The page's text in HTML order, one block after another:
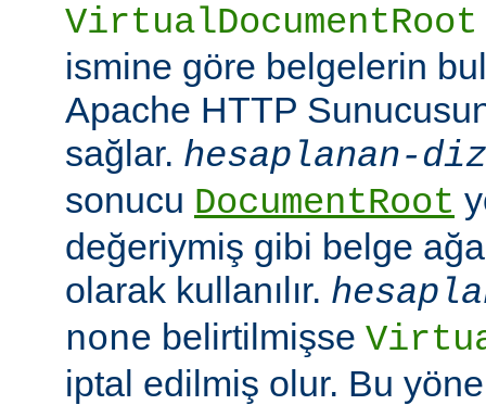
VirtualDocumentRoot
ismine göre belgelerin
Apache HTTP
sağlar. hesaplanan-
sonucu DocumentRoot
değeriymiş gibi belge
olarak kullanılır.
none belirtilmişse
iptal edilmiş olur. Bu